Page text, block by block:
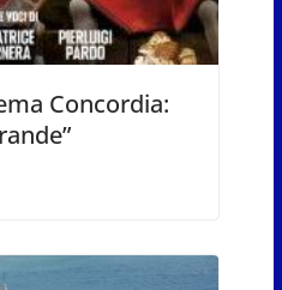
Concordia: